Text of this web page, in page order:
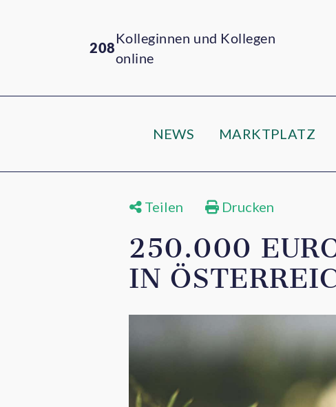
208
Kolleginnen und Kollegen
online
NEWS MARKTPLATZ
Teilen Drucken
250.000
IN